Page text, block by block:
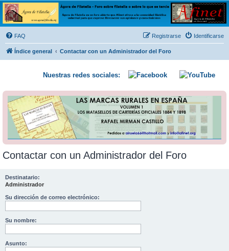
Ágora de Filatelia
Foro sobre filatelia o sobre lo que se tercie. Ágora de Filatelia es un foro abierto que Afinet
ofrece a la comunidad filatélica universal para que exprese libremente sus opiniones y
conocimientos
FAQ Identificarse
Registrarse
Índice general Contactar con un Administrador del Foro
Nuestras redes sociales:
Contactar con un Administrador del Foro
Destinatario:
Administrador
Su dirección de correo electrónico:
Su nombre:
Asunto: